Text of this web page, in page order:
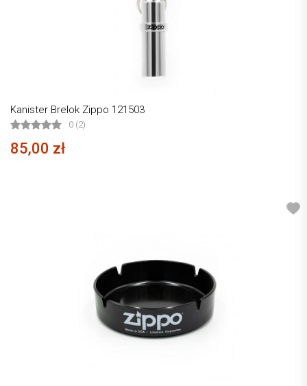
Kanister Brelok Zippo 121503
0 (2)
85,00 zł